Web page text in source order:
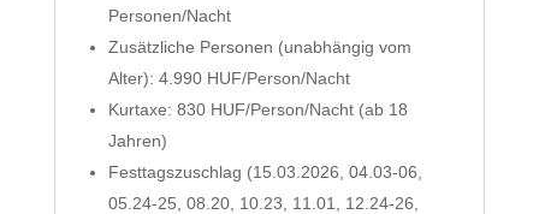
Personen/Nacht
Zusätzliche Personen (unabhängig vom
Alter): 4.990 HUF/Person/Nacht
Kurtaxe: 830 HUF/Person/Nacht (ab 18
Jahren)
Festtagszuschlag (15.03.2026, 04.03-06,
05.24-25, 08.20, 10.23, 11.01, 12.24-26,